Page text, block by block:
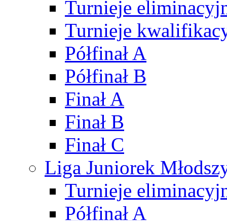
Turnieje
Turnieje
Półfinał A
Półfinał B
Finał A
Finał B
Finał C
Liga Juniorek
Turnieje
Półfinał A